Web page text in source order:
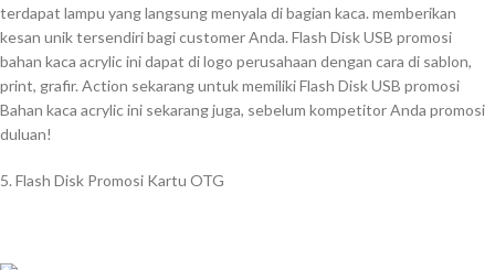
terdapat lampu yang langsung menyala di bagian kaca. memberikan
kesan unik tersendiri bagi customer Anda. Flash Disk USB promosi
bahan kaca acrylic ini dapat di logo perusahaan dengan cara di sablon,
print, grafir. Action sekarang untuk memiliki Flash Disk USB promosi
Bahan kaca acrylic ini sekarang juga, sebelum kompetitor Anda promosi
duluan!
5. Flash Disk Promosi Kartu OTG